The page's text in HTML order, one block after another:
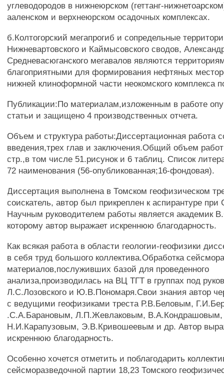
углеводородов в нижнеюрском (геттанг-
ааленском и верхнеюрском осадочных комплексах.
б.Колтогорский мегапрогиб и сопредельные
Нижневартовского и Каймысовского сводов,
Средневасюганского мегавалов являются
благоприятными для формирования нефтяных
нижней клиноформной части неокомского комплекса
Публикации:По материалам,изложенным в работе
статьи и защищено 4 производственных отчета.
Объем и структура работы:Диссертационная работа
введения,трех глав и заключения.Общий объем
стр.,в том числе 51.рисунок и 6 таблиц. Список
72 наименования (56-опубликованная;16-фондовая).
Диссертация выполнена в Томском геофизическом
соискатель, автор был прикреплен к аспирантуре
Научным руководителем работы является академик
которому автор выражает искреннюю благодарность.
Как всякая работа в области геологии-геофизики
в себя труд большого коллектива.Обработка
материалов,послуживших базой для проведенного
анализа,производилась на ВЦ ТГТ в группах под
Л.С.Лозовского и Ю.В.Пономаря.Свои знания автор
с ведущими геофизиками треста Р.В.Беловым,
.С.А.Барановым, Л.П.Жевлаковым, В.А.Кондрашовым,
Н.И.Карапузовым, Э.В.Кривошеевым и др. Автор
искреннюю благодарность.
Особенно хочется отметить и поблагодарить
сейсморазведочной партии 18,23 Томского